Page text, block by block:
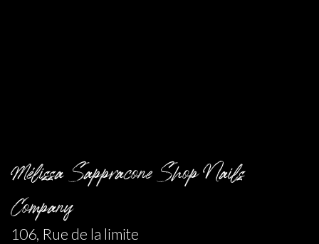
Mélissa Sappracone Shop Nails
Company
106, Rue de la limite